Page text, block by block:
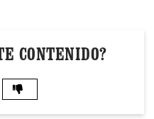
CONTENIDO?